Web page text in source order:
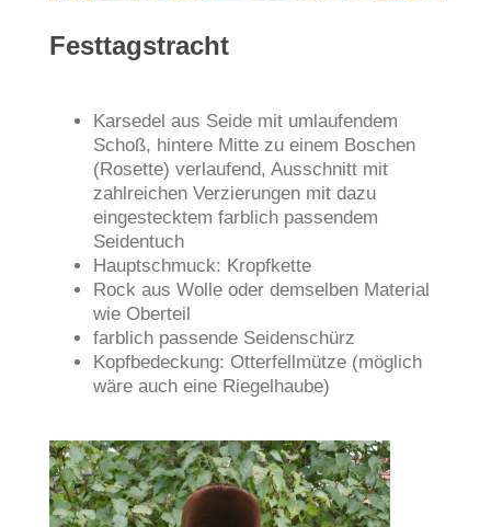
Festtagstracht
Karsedel aus Seide mit umlaufendem
Schoß, hintere Mitte zu einem Boschen
(Rosette) verlaufend, Ausschnitt mit
zahlreichen Verzierungen mit dazu
eingestecktem farblich passendem
Seidentuch
Hauptschmuck: Kropfkette
Rock aus Wolle oder demselben Material
wie Oberteil
farblich passende Seidenschürz
Kopfbedeckung: Otterfellmütze (möglich
wäre auch eine Riegelhaube)